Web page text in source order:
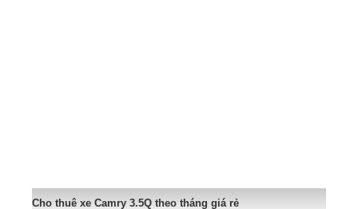
Cho thuê xe Camry 3.5Q theo tháng giá rẻ